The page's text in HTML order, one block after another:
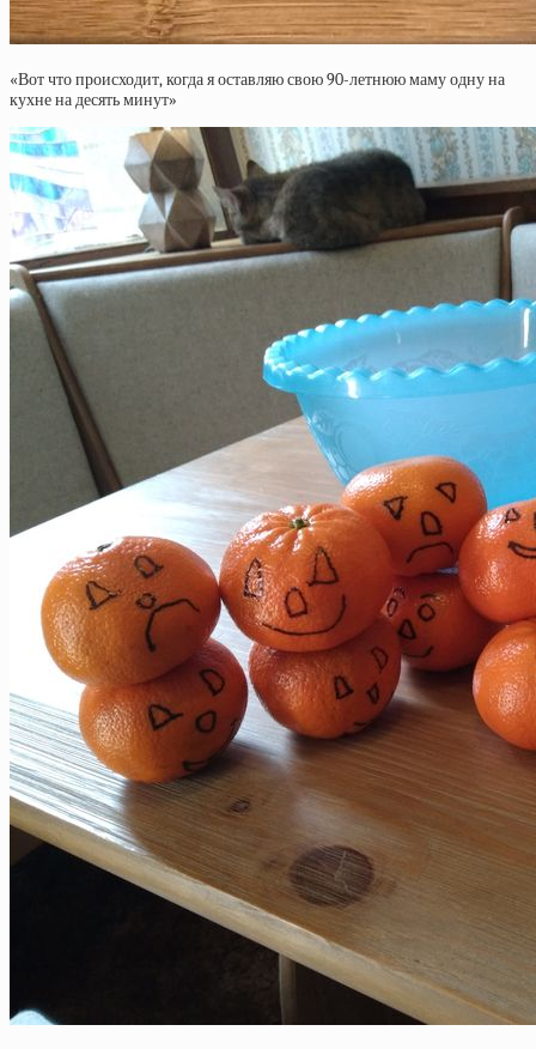
«Вот что происходит, когда я оставляю свою 90-летнюю маму одну на
кухне на десять минут»